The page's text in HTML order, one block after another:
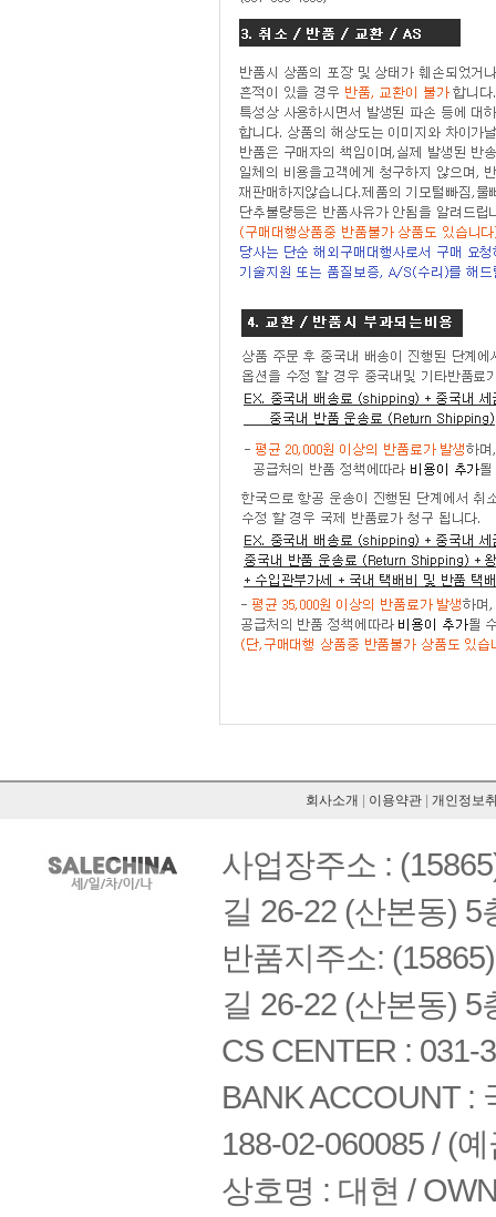
회사소개 이용약관 개인정보
사업장주소 :
길 26-22 (산본동) 5
반품지주소:
길 26-22 (산본동) 5
CS CENTER : 031-
BANK ACCOUNT :
188-02-060085 / (
상호명 : 대현 /